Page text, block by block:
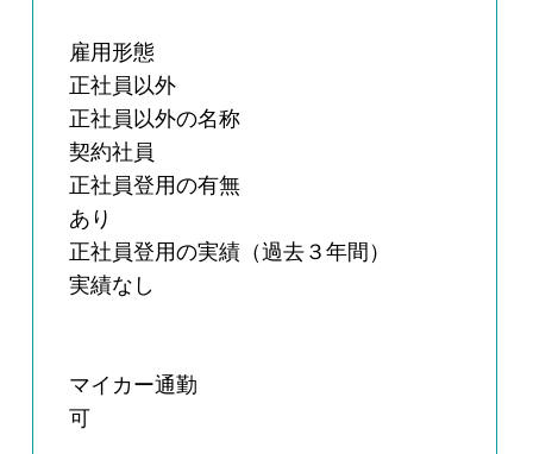
雇用形態
正社員以外
正社員以外の名称
契約社員
正社員登用の有無
あり
正社員登用の実績（過去３年間）
実績なし
マイカー通勤
可